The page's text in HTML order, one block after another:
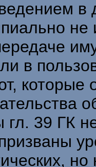
в
в
которые
39 ГК